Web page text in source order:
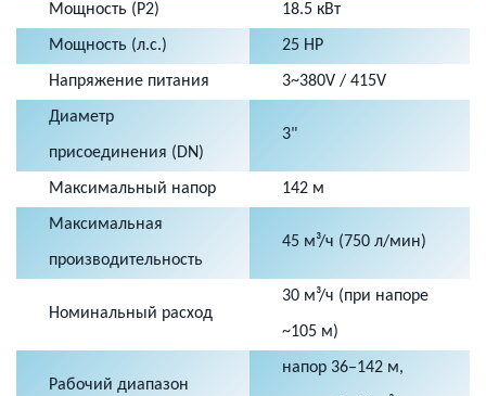
Мощность (P2) 18.5 кВт
Мощность (л.с.) 25 HP
Напряжение питания 3~380V / 415V
Диаметр
присоединения (DN)
3"
Максимальный напор 142 м
Максимальная
производительность
45 м³/ч (750 л/мин)
Номинальный расход
30 м³/ч (при напоре
~105 м)
Рабочий диапазон
напор 36–142 м,